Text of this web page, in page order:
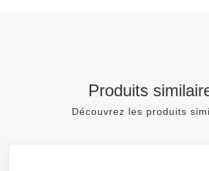
Produits
Découvrez les produits